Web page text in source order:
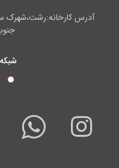
آدرس کارخانه:رشت،شهرک